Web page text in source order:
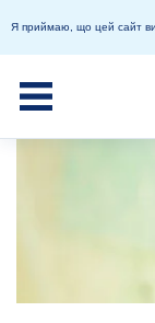
Я приймаю, що цей сайт